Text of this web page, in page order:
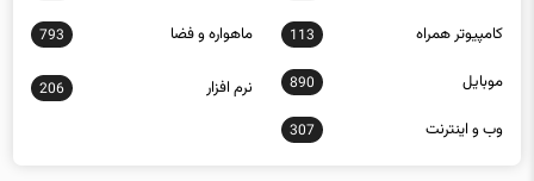
كامپيوتر همراه 113 ماهواره و فضا 793
موبايل 890 نرم افزار 206
وب و اينترنت 307